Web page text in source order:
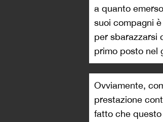
a quanto
suoi compagni
per sbarazzarsi
primo posto nel
Ovviamente,
prestazione
fatto che